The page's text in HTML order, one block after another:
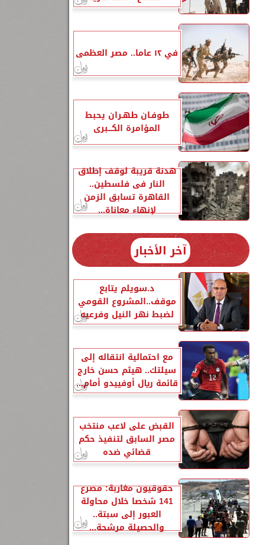
في ١٢ عاما.. مصر العظمى
طوفـان طهـران يحبط
المؤامرة الكـــبرى
هدنة قريبة لوقف إطلاق
النار فى فلسطين..
القاهرة تسابق الزمن
لإنهاء معاناة...
آخر الأخبار
د.سويلم يتابع
موقف..المشروع القومي
لضبط نهر النيل وفرعيه
مع احتمالية انتقاله إلى
سيلتك.. هيثم حسن خارج
قائمة ريال أوفييدو أمام...
القبض على لاعب منتخب
مصر السابق لتنفيذ حكم
قضائي ضده
حقوقيون مغاربة: مصرع
141 شخصا خلال محاولة
العبور إلى سبتة..
والحصيلة مرشحة...